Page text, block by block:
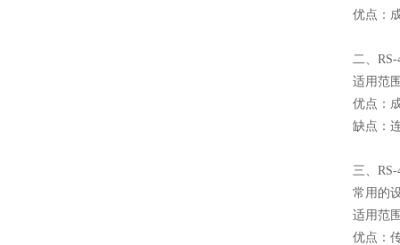
优点：
二、
适用范
优点：
缺点：
三、
常用的
适用范
优点：